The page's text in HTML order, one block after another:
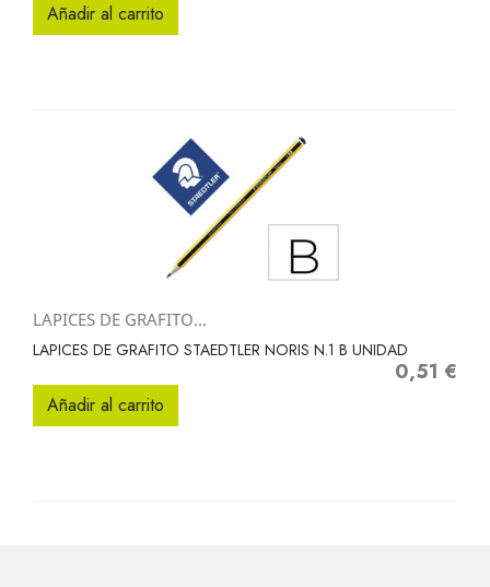
Añadir al carrito
LAPICES DE GRAFITO...
LAPICES DE GRAFITO STAEDTLER NORIS N.1 B UNIDAD
Precio
0,51 €
Añadir al carrito